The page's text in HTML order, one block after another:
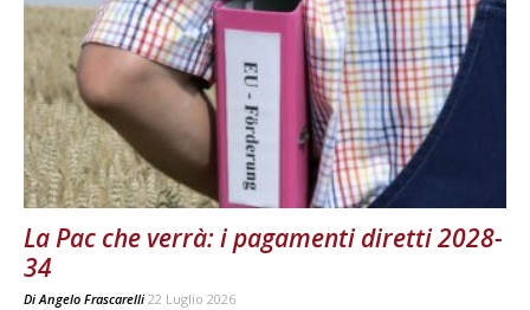
La Pac che verrà: i pagamenti diretti 2028-
34
DiAngelo Frascarelli 22 Luglio 2026